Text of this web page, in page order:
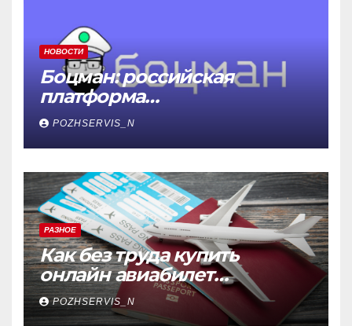
НОВОСТИ
Боцман: российская
платформа
контейнеризации,
меняющая правила игры
POZHSERVIS_N
РАЗНОЕ
Как без труда купить
онлайн авиабилет
Аэрофлота: пошаговое
руководство
POZHSERVIS_N